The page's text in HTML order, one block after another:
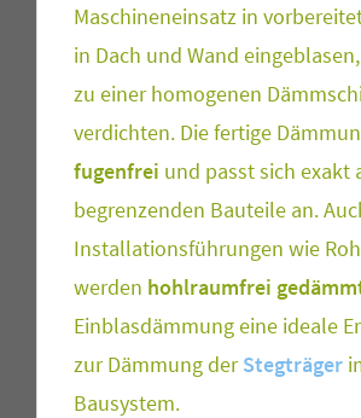
Maschineneinsatz in
in Dach und Wand
zu einer homogenen
verdichten. Die fertige
fugenfrei und passt sich exakt
begrenzenden Bauteile an.
Installationsführungen wie
werden hohlraumfrei
Einblasdämmung eine ideale
zur Dämmung derStegträger
Bausystem.